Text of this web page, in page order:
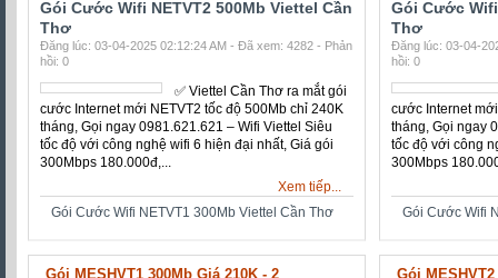
Trang Nhất Viettel Cần Thơ Mới Quận Huyện
HOTLINE: 0981.621.621 - 0968.01234.3 ✔
Gói NETVT1 300Mb Giá 180K
Gói Cước Wifi NETVT2 500Mb Viettel Cần
hồi: 0
Gói NETVT2
Gói Cước
hồi: 0